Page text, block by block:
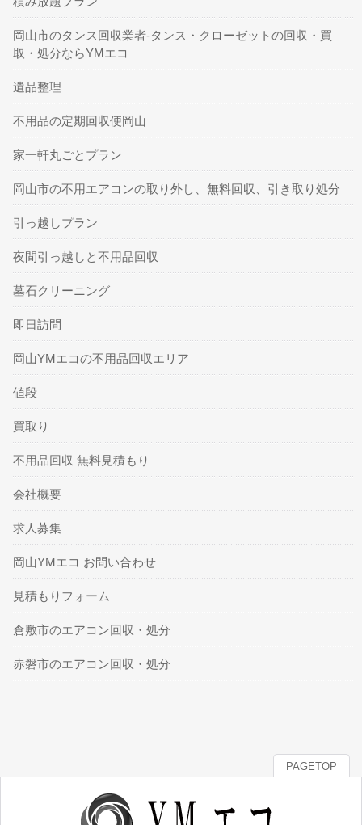
岡山市のタンス回収業者-タンス・クローゼットの回収・買
取・処分ならYMエコ
遺品整理
不用品の定期回収便岡山
家一軒丸ごとプラン
岡山市の不用エアコンの取り外し、無料回収、引き取り処分
引っ越しプラン
夜間引っ越しと不用品回収
墓石クリーニング
即日訪問
岡山YMエコの不用品回収エリア
値段
買取り
不用品回収 無料見積もり
会社概要
求人募集
岡山YMエコ お問い合わせ
見積もりフォーム
倉敷市のエアコン回収・処分
赤磐市のエアコン回収・処分
PAGETOP